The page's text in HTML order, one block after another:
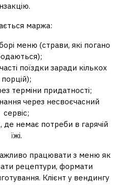
маржа:
меню (страви, які погано
поїздки заради кількох
порцій);
терміни придатності;
через несвоєчасний
сервіс;
де немає потреби в гарячій
їжі.
працювати з меню як
рецептури, формати
Клієнт у вендингу